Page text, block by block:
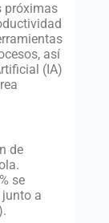
próximas
así
(IA)
de
se
a